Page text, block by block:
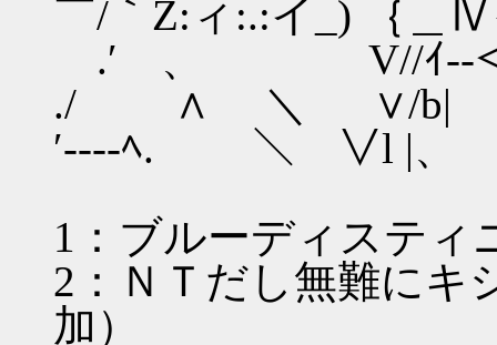
￣/｀Z:ィ:.:イ_) ｛＿
.′ 、ゝ V//ｲ--
./ ∧ ＼ ∨/
′----ﾍ. ＼ ∨l |、
1：ブルーディステ
2：ＮＴだし無難にキ
加）